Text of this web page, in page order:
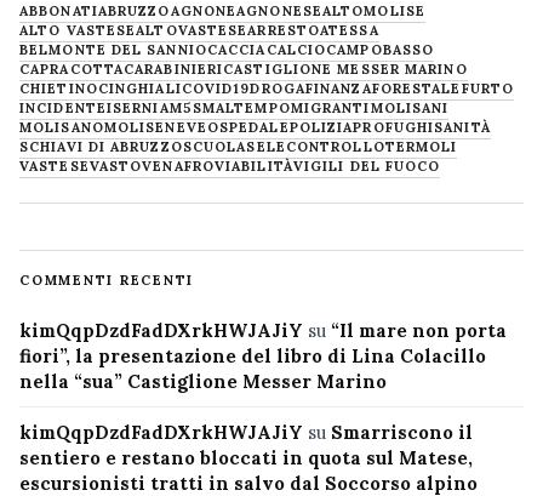
ABBONATIABRUZZOAGNONEAGNONESEALTOMOLISE
ALTO VASTESEALTOVASTESEARRESTOATESSA
BELMONTE DEL SANNIOCACCIA CALCIOCAMPOBASSO
CAPRACOTTACARABINIERICASTIGLIONE MESSER MARINO
CHIETINOCINGHIALICOVID19DROGAFINANZAFORESTALE FURTO
INCIDENTEISERNIAM5SMALTEMPOMIGRANTIMOLISANI
MOLISANOMOLISENEVE OSPEDALEPOLIZIAPROFUGHISANITÀ
SCHIAVI DI ABRUZZOSCUOLASELECONTROLLOTERMOLI
VASTESEVASTOVENAFROVIABILITÀVIGILI DEL FUOCO
COMMENTI RECENTI
kimQqpDzdFadDXrkHWJAJiY su “Il mare non porta
fiori”, la presentazione del libro di Lina Colacillo
nella “sua” Castiglione Messer Marino
kimQqpDzdFadDXrkHWJAJiY su Smarriscono il
sentiero e restano bloccati in quota sul Matese,
escursionisti tratti in salvo dal Soccorso alpino